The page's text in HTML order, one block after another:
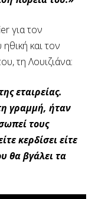
για τον
και τον
τη Λουιζιάνα:
εταιρείας.
γραμμή, ήταν
τους
κερδίσει είτε
θα βγάλει τα